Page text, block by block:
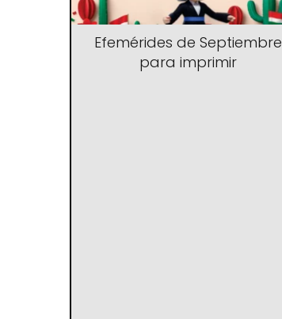
Efemérides de Septiembre
para imprimir